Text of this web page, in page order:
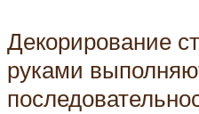
Декорирование
руками